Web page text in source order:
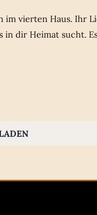
im vierten Haus. Ihr
in dir Heimat sucht.